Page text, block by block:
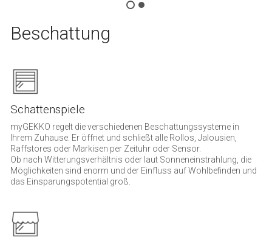
Beschattung
Schattenspiele
myGEKKO regelt die verschiedenen Beschattungssysteme in
Ihrem Zuhause. Er öffnet und schließt alle Rollos, Jalousien,
Raffstores oder Markisen per Zeituhr oder Sensor.
Ob nach Witterungsverhältnis oder laut Sonneneinstrahlung, die
Möglichkeiten sind enorm und der Einfluss auf Wohlbefinden und
das Einsparungspotential groß.